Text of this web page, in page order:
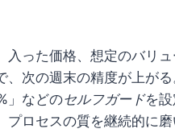
入った価格、想定のバリ
次の週末の精度が上が
」などのセルフガードを
ロセスの質を継続的に